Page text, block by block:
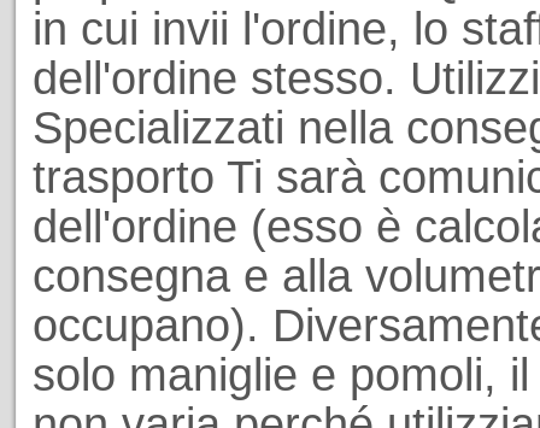
in cui invii l'ordine, lo
dell'ordine stesso.
Specializzati nella
trasporto Ti sarà
dell'ordine (esso è
consegna e alla
occupano).
solo maniglie e pomoli,